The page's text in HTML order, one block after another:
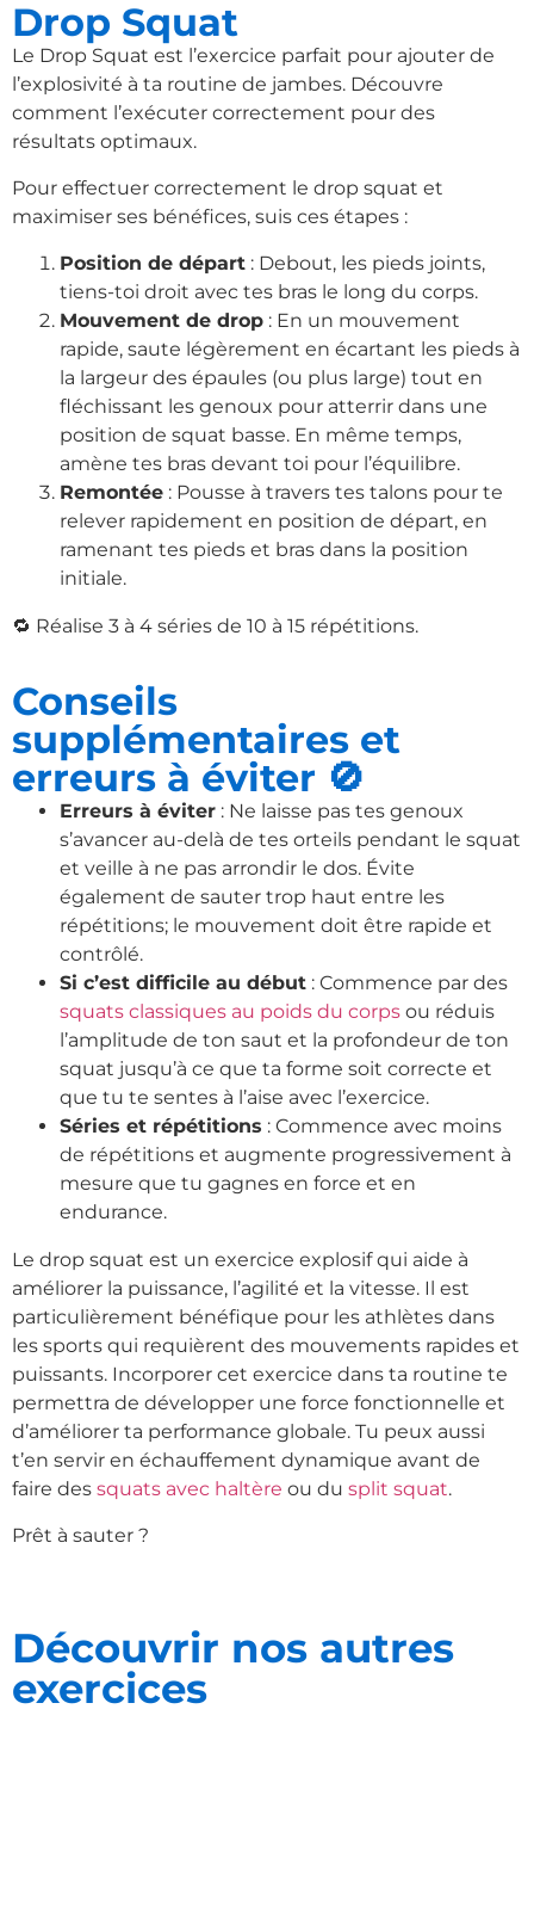
Drop Squat
Le Drop Squat est l’exercice parfait pour ajouter de
l’explosivité à ta routine de jambes. Découvre
comment l’exécuter correctement pour des
résultats optimaux.
Pour effectuer correctement le drop squat et
maximiser ses bénéfices, suis ces étapes :
Position de départ : Debout, les pieds joints,
tiens-toi droit avec tes bras le long du corps.
Mouvement de drop : En un mouvement
rapide, saute légèrement en écartant les pieds à
la largeur des épaules (ou plus large) tout en
fléchissant les genoux pour atterrir dans une
position de squat basse. En même temps,
amène tes bras devant toi pour l’équilibre.
Remontée : Pousse à travers tes talons pour te
relever rapidement en position de départ, en
ramenant tes pieds et bras dans la position
initiale.
🔁 Réalise 3 à 4 séries de 10 à 15 répétitions.
Conseils
supplémentaires et
erreurs à éviter 🚫
Erreurs à éviter : Ne laisse pas tes genoux
s’avancer au-delà de tes orteils pendant le squat
et veille à ne pas arrondir le dos. Évite
également de sauter trop haut entre les
répétitions; le mouvement doit être rapide et
contrôlé.
Si c’est difficile au début : Commence par des
squats classiques au poids du corps ou réduis
l’amplitude de ton saut et la profondeur de ton
squat jusqu’à ce que ta forme soit correcte et
que tu te sentes à l’aise avec l’exercice.
Séries et répétitions : Commence avec moins
de répétitions et augmente progressivement à
mesure que tu gagnes en force et en
endurance.
Le drop squat est un exercice explosif qui aide à
améliorer la puissance, l’agilité et la vitesse. Il est
particulièrement bénéfique pour les athlètes dans
les sports qui requièrent des mouvements rapides et
puissants. Incorporer cet exercice dans ta routine te
permettra de développer une force fonctionnelle et
d’améliorer ta performance globale. Tu peux aussi
t’en servir en échauffement dynamique avant de
faire des squats avec haltère ou du split squat.
Prêt à sauter ?
Découvrir nos autres
exercices